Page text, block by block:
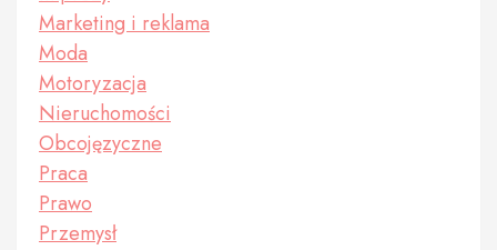
Marketing i reklama
Moda
Motoryzacja
Nieruchomości
Obcojęzyczne
Praca
Prawo
Przemysł